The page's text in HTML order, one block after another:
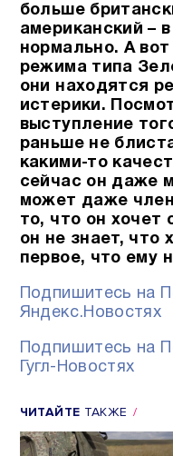
больше
американский –
нормально. А
режима типа
они находятся
истерики.
выступление
раньше не
какими-то
сейчас он даже
может даже
то, что он хочет
он не знает, что
первое, что ему
Подпишитесь на
Яндекс.Новостях
Подпишитесь на
Гугл-Новостях
ЧИТАЙТЕ ТАКЖЕ